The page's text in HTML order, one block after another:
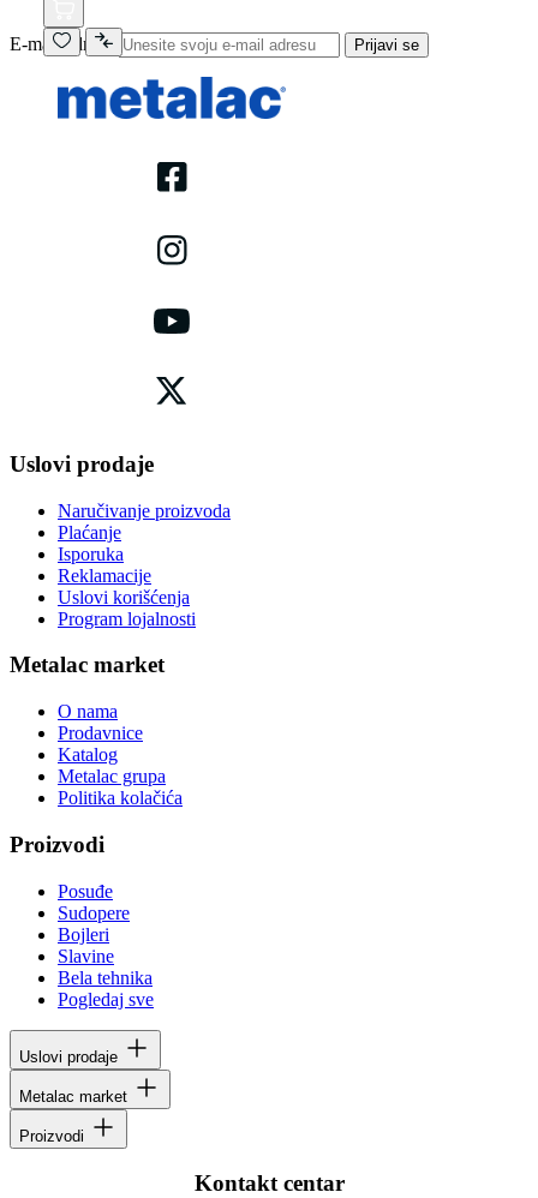
E-mail adresa Prijavi se
Uslovi prodaje
Naručivanje proizvoda
Plaćanje
Isporuka
Reklamacije
Uslovi korišćenja
Program lojalnosti
Metalac market
O nama
Prodavnice
Katalog
Metalac grupa
Politika kolačića
Proizvodi
Posuđe
Sudopere
Bojleri
Slavine
Bela tehnika
Pogledaj sve
Uslovi prodaje
Metalac market
Proizvodi
Kontakt centar